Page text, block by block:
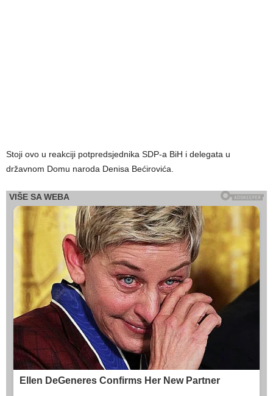
Stoji ovo u reakciji potpredsjednika SDP-a BiH i delegata u
državnom Domu naroda Denisa Bećirovića.